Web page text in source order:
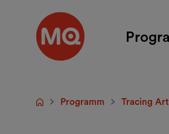
StartseiteProgramm Tracing